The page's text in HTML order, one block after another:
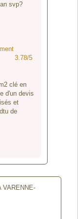
svp?
3.78/5
clé en
d'un devis
et
de
VARENNE-